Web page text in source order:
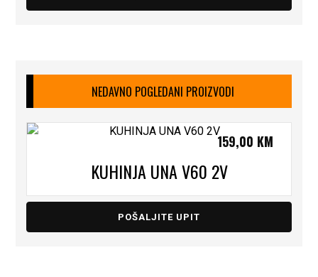
NEDAVNO POGLEDANI PROIZVODI
KUHINJA UNA V60 2V
159,00 KM
POŠALJITE UPIT